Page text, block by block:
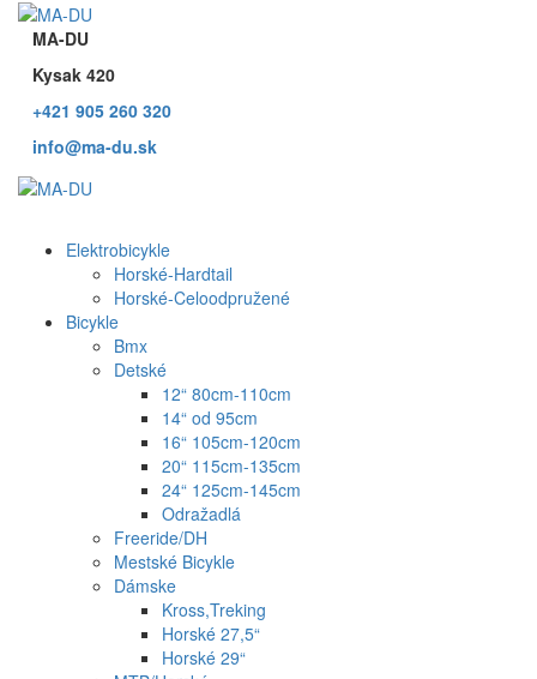
MA-DU
Kysak 420
+421 905 260 320
info@ma-du.sk
Elektrobicykle
Horské-Hardtail
Horské-Celoodpružené
Bicykle
Bmx
Detské
12“ 80cm-110cm
14“ od 95cm
16“ 105cm-120cm
20“ 115cm-135cm
24“ 125cm-145cm
Odražadlá
Freeride/DH
Mestské Bicykle
Dámske
Kross,Treking
Horské 27,5“
Horské 29“